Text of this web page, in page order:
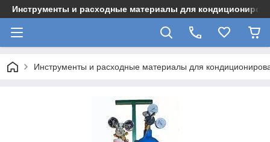
Инструменты и расходные материалы для
Инструменты и расходные материалы для